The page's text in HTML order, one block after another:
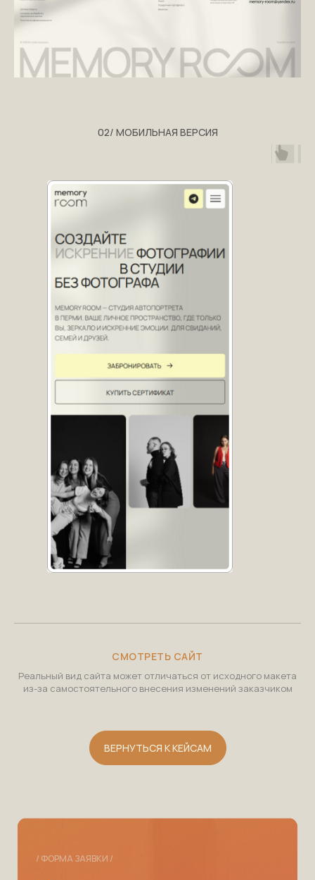
02/ МОБИЛЬНАЯ ВЕРСИЯ
СМОТРЕТЬ САЙТ
Реальный вид сайта может отличаться от исходного макета
из-за самостоятельного внесения изменений заказчиком
ВЕРНУТЬСЯ К КЕЙСАМ
сроков проекта?
мне в удобном мессенджере. Свяжусь с
вами в течение нескольких часов в
рабочее время.
+7
Я соглашаюсь с обработкой
персональных данныхиПолитикой
конфиденциальности
ОТПРАВИТЬ
ДОБАВЛЯЙТЕСЬ В СОЦСЕТИ
СТРАНИЦА INSTAGRAM*
СООБЩЕСТВО ВКОНТАКТЕ
ТЕЛЕГРАМ-КАНАЛ
НАВИГАЦИЯ
ПОРТФОЛИО
ПОЛИТИКА КОНФИДЕНЦИАЛЬНОСТИ
+7 926 738-75-70
ihadieva@gmail.com